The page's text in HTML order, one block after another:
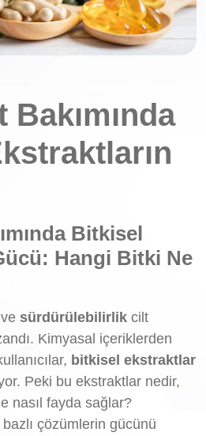
Bitkisel
Hangi Bitki Ne
ve sürdürülebilirlik cilt
Kimyasal içeriklerden
bitkisel ekstraktlar
Peki bu ekstraktlar nedir,
nasıl fayda sağlar?
çözümlerin gücünü